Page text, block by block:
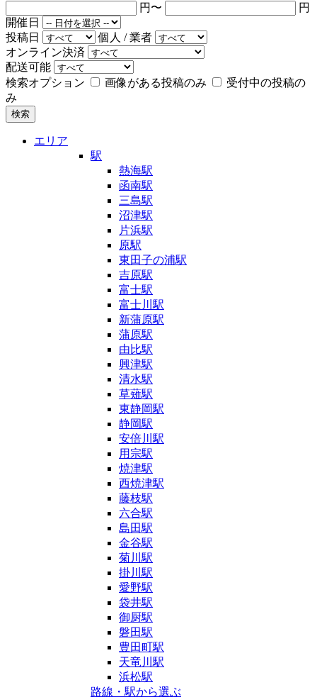
円〜
円
開催日
投稿日
個人 / 業者
オンライン決済
配送可能
検索オプション
画像がある投稿のみ
受付中の投稿の
み
検索
エリア
駅
熱海駅
函南駅
三島駅
沼津駅
片浜駅
原駅
東田子の浦駅
吉原駅
富士駅
富士川駅
新蒲原駅
蒲原駅
由比駅
興津駅
清水駅
草薙駅
東静岡駅
静岡駅
安倍川駅
用宗駅
焼津駅
西焼津駅
藤枝駅
六合駅
島田駅
金谷駅
菊川駅
掛川駅
愛野駅
袋井駅
御厨駅
磐田駅
豊田町駅
天竜川駅
浜松駅
路線・駅から選ぶ